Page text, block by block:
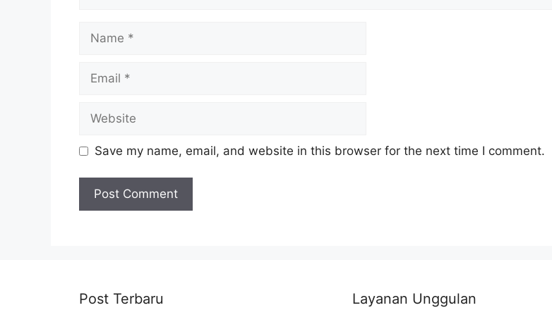
Save my name, email, and website in this browser for the next time I comment.
Post Terbaru Layanan Unggulan